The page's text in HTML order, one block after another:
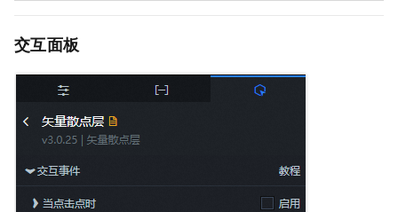
交互面板